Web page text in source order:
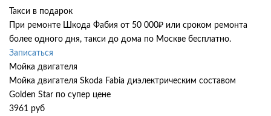
Такси в подарок
При ремонте Шкода Фабия от 50 000₽ или сроком ремонта
более одного дня, такси до дома по Москве бесплатно.
Записаться
Мойка двигателя
Мойка двигателя Skoda Fabia диэлектрическим составом
Golden Star по супер цене
3961 руб